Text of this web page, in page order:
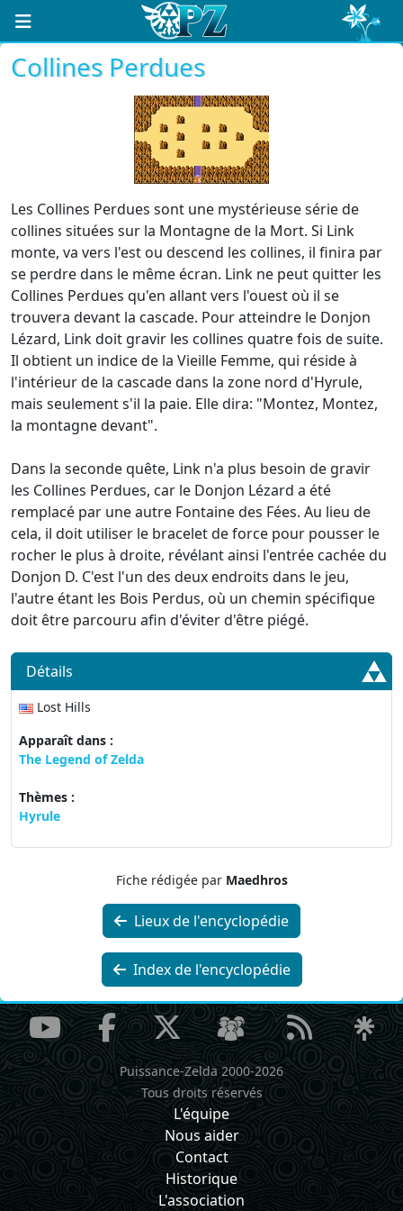
Collines Perdues
Les Collines Perdues sont une mystérieuse série de
collines situées sur la Montagne de la Mort. Si Link
monte, va vers l'est ou descend les collines, il finira par
se perdre dans le même écran. Link ne peut quitter les
Collines Perdues qu'en allant vers l'ouest où il se
trouvera devant la cascade. Pour atteindre le Donjon
Lézard, Link doit gravir les collines quatre fois de suite.
Il obtient un indice de la Vieille Femme, qui réside à
l'intérieur de la cascade dans la zone nord d'Hyrule,
mais seulement s'il la paie. Elle dira: "Montez, Montez,
la montagne devant".
Dans la seconde quête, Link n'a plus besoin de gravir
les Collines Perdues, car le Donjon Lézard a été
remplacé par une autre Fontaine des Fées. Au lieu de
cela, il doit utiliser le bracelet de force pour pousser le
rocher le plus à droite, révélant ainsi l'entrée cachée du
Donjon D. C'est l'un des deux endroits dans le jeu,
l'autre étant les Bois Perdus, où un chemin spécifique
doit être parcouru afin d'éviter d'être piégé.
Détails
Lost Hills
Apparaît dans :
The Legend of Zelda
Thèmes :
Hyrule
Fiche rédigée par Maedhros
Lieux de l'encyclopédie
Index de l'encyclopédie
Puissance-Zelda 2000-2026
Tous droits réservés
L'équipe
Nous aider
Contact
Historique
L'association